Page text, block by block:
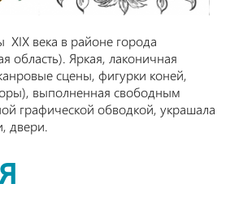
XIX века в районе города
область). Яркая, лаконичная
сцены, фигурки коней,
выполненная свободным
графической обводкой, украшала
двери.